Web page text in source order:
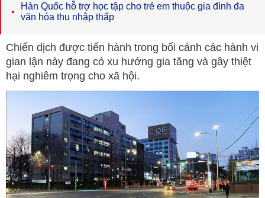
Hàn Quốc hỗ trợ học tập cho trẻ em thuộc gia đình đa
văn hóa thu nhập thấp
Chiến dịch được tiến hành trong bối cảnh các hành vi
gian lận này đang có xu hướng gia tăng và gây thiệt
hại nghiêm trọng cho xã hội.